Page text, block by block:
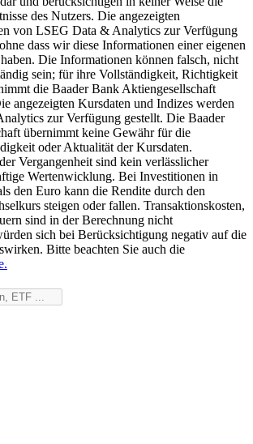
des Nutzers. Die angezeigten
von LSEG Data & Analytics zur Verfügung
dass wir diese Informationen einer eigenen
Die Informationen können falsch, nicht
sein; für ihre Vollständigkeit, Richtigkeit
die Baader Bank Aktiengesellschaft
angezeigten Kursdaten und Indizes werden
zur Verfügung gestellt. Die Baader
übernimmt keine Gewähr für die
oder Aktualität der Kursdaten.
Vergangenheit sind kein verlässlicher
Wertenwicklung. Bei Investitionen in
den Euro kann die Rendite durch den
steigen oder fallen. Transaktionskosten,
sind in der Berechnung nicht
sich bei Berücksichtigung negativ auf die
Bitte beachten Sie auch die